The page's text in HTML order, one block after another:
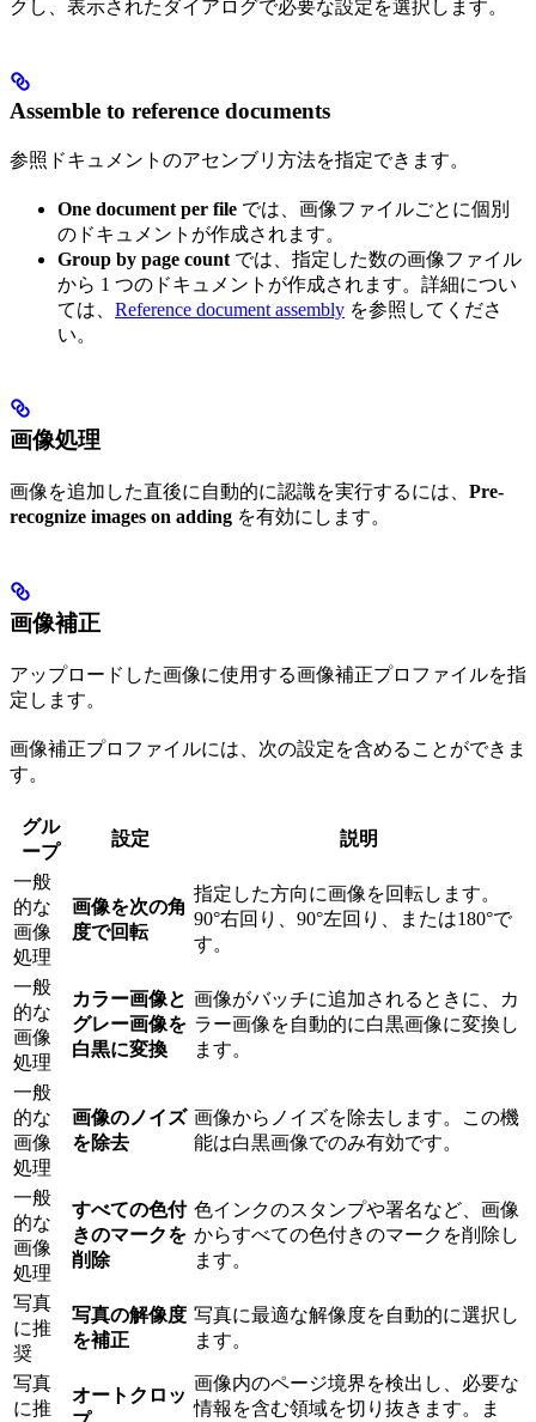
クし、表示されたダイアログで必要な設定を選択します。
Assemble to reference documents
参照ドキュメントのアセンブリ方法を指定できます。
One document per file では、画像ファイルごとに個別
のドキュメントが作成されます。
Group by page count では、指定した数の画像ファイル
から 1 つのドキュメントが作成されます。詳細につい
ては、 Reference document assembly を参照してくださ
い。
画像処理
画像を追加した直後に自動的に認識を実行するには、 Pre-
recognize images on adding を有効にします。
画像補正
アップロードした画像に使用する画像補正プロファイルを指
定します。
画像補正プロファイルには、次の設定を含めることができま
す。
グル
ープ
設定 説明
一般
的な
画像
処理
画像を次の角
度で回転
指定した方向に画像を回転します。
90°右回り、90°左回り、または180°で
す。
一般
的な
画像
処理
カラー画像と
グレー画像を
白黒に変換
画像がバッチに追加されるときに、カ
ラー画像を自動的に白黒画像に変換し
ます。
一般
的な
画像
処理
画像のノイズ
を除去
画像からノイズを除去します。この機
能は白黒画像でのみ有効です。
一般
的な
画像
処理
すべての色付
きのマークを
削除
色インクのスタンプや署名など、画像
からすべての色付きのマークを削除し
ます。
写真
に推
奨
写真の解像度
を補正
写真に最適な解像度を自動的に選択し
ます。
写真
に推
オートクロッ
画像内のページ境界を検出し、必要な
情報を含む領域を切り抜きます。ま